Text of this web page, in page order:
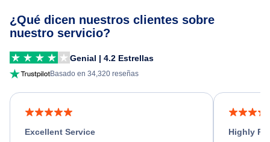
¿Qué dicen nuestros clientes sobre
nuestro servicio?
Genial | 4.2 Estrellas
Basado en 34,320 reseñas
Excellent Service
Highly